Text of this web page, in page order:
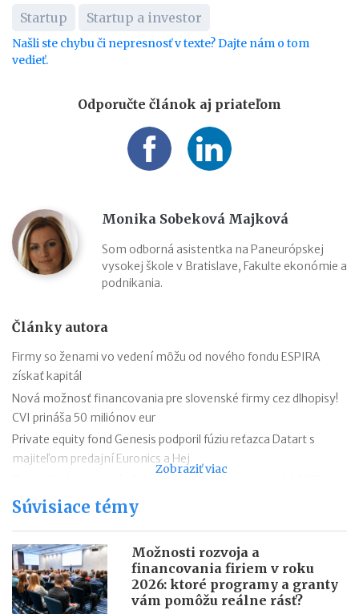
Startup Startup a investor
Našli ste chybu či nepresnosť v texte? Dajte nám o tom
vedieť.
Odporučte článok aj priateľom
Monika Sobeková Majková
Som odborná asistentka na Paneurópskej
vysokej škole v Bratislave, Fakulte ekonómie a
podnikania.
Články autora
Firmy so ženami vo vedení môžu od nového fondu ESPIRA
získať kapitál
Nová možnosť financovania pre slovenské firmy cez dlhopisy!
CVI prináša 50 miliónov eur
Private equity fond Genesis podporil fúziu reťazca Datart s
majiteľom predajní Euronics a Hej
Slovenský Domotron chystá pokročilý smarthome systém pre
Príbeh firmy AVG Technologies – z malej českej firmy na
newyorskú burzu
Márja Hurajová: Korene problémov nášho kapitálového trhu
siahajú až do roku 1992 - 1993, keď sa začal vytvárať
Zobraziť viac
Súvisiace témy
Možnosti rozvoja a
financovania firiem v roku
2026: ktoré programy a granty
vám pomôžu reálne rásť?